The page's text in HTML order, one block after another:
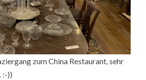
zum China Restaurant, sehr
:-))